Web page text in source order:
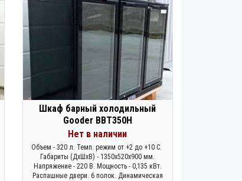
Шкаф барный холодильный
Gooder BBT350H
Нет в наличии
Объем - 320 л. Темп. режим от +2 до +10 С.
Габариты (ДхШхВ) - 1350х520х900 мм.
Напряжение - 220 В. Мощность - 0,135 кВт.
Раcпашные двери. 6 полок. Динамическая